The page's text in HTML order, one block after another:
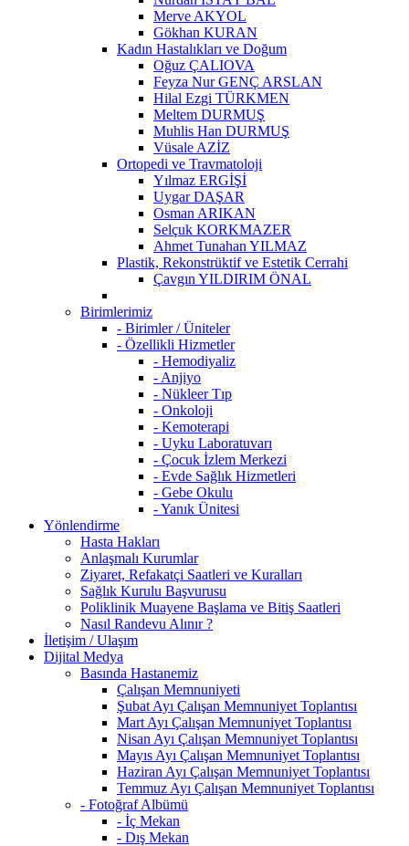
Merve AKYOL
Gökhan KURAN
Kadın Hastalıkları ve Doğum
Oğuz ÇALIOVA
Feyza Nur GENÇ ARSLAN
Hilal Ezgi TÜRKMEN
Meltem DURMUŞ
Muhlis Han DURMUŞ
Vüsale AZİZ
Ortopedi ve Travmatoloji
Yılmaz ERGİŞİ
Uygar DAŞAR
Osman ARIKAN
Selçuk KORKMAZER
Ahmet Tunahan YILMAZ
Plastik, Rekonstrüktif ve Estetik Cerrahi
Çavgın YILDIRIM ÖNAL
Birimlerimiz
- Birimler / Üniteler
- Özellikli Hizmetler
- Hemodiyaliz
- Anjiyo
- Nükleer Tıp
- Onkoloji
- Kemoterapi
- Uyku Laboratuvarı
- Çocuk İzlem Merkezi
- Evde Sağlık Hizmetleri
- Gebe Okulu
- Yanık Ünitesi
Yönlendirme
Hasta Hakları
Anlaşmalı Kurumlar
Ziyaret, Refakatçi Saatleri ve Kuralları
Sağlık Kurulu Başvurusu
Poliklinik Muayene Başlama ve Bitiş Saatleri
Nasıl Randevu Alınır ?
İletişim / Ulaşım
Dijital Medya
Basında Hastanemiz
Çalışan Memnuniyeti
Şubat Ayı Çalışan Memnuniyet Toplantısı
Mart Ayı Çalışan Memnuniyet Toplantısı
Nisan Ayı Çalışan Memnuniyet Toplantısı
Mayıs Ayı Çalışan Memnuniyet Toplantısı
Haziran Ayı Çalışan Memnuniyet Toplantısı
Temmuz Ayı Çalışan Memnuniyet Toplantısı
- Fotoğraf Albümü
- İç Mekan
- Dış Mekan